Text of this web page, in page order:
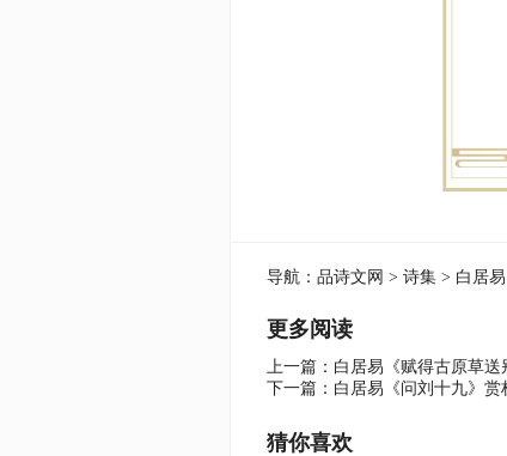
导航： 品诗文网 > 诗集 > 白居易
更多阅读
上一篇： 白居易《赋得古原草
下一篇： 白居易《问刘十九》
猜你喜欢